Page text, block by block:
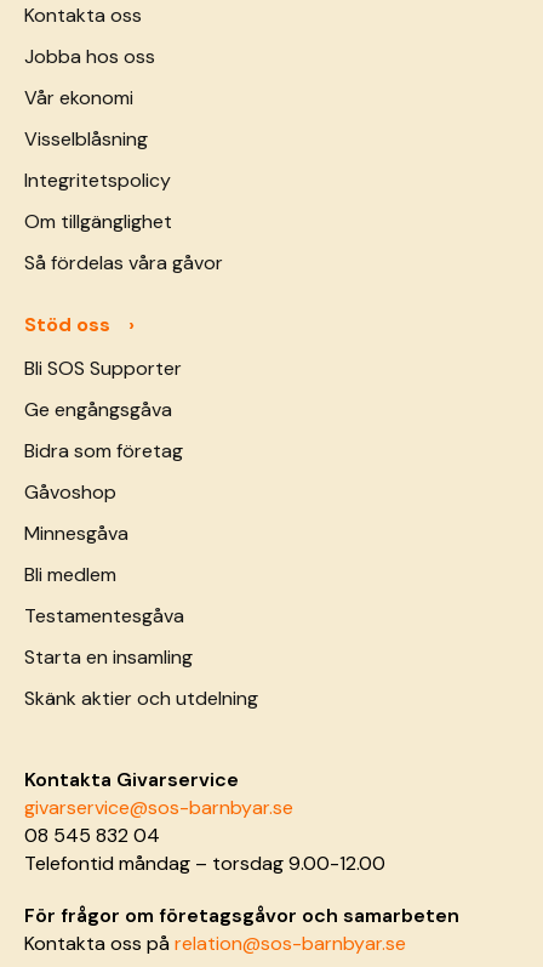
Kontakta oss
Jobba hos oss
Vår ekonomi
Visselblåsning
Integritetspolicy
Om tillgänglighet
Så fördelas våra gåvor
Stöd oss
Bli SOS Supporter
Ge engångsgåva
Bidra som företag
Gåvoshop
Minnesgåva
Bli medlem
Testamentesgåva
Starta en insamling
Skänk aktier och utdelning
Kontakta Givarservice
givarservice@sos-barnbyar.se
08 545 832 04
Telefontid måndag – torsdag 9.00-12.00
För frågor om företagsgåvor och samarbeten
Kontakta oss pårelation@sos-barnbyar.se